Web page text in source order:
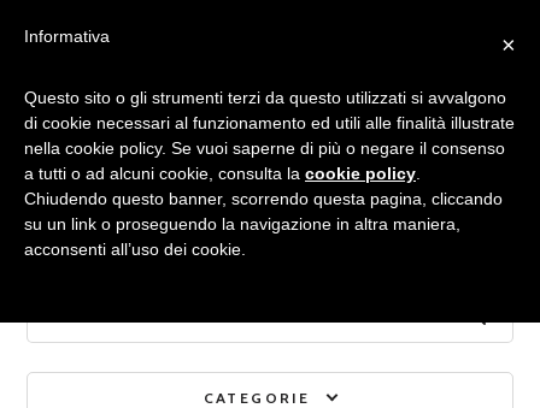
Archivio mensile:
NOVEMBRE 2019
CATEGORIE
×
Informativa
Questo sito o gli strumenti terzi da questo utilizzati si avvalgono
di cookie necessari al funzionamento ed utili alle finalità illustrate
nella cookie policy. Se vuoi saperne di più o negare il consenso
a tutti o ad alcuni cookie, consulta la cookie policy
Chiudendo questo banner, scorrendo questa pagina, cliccando
su un link o proseguendo la navigazione in altra maniera,
acconsenti all’uso dei cookie.